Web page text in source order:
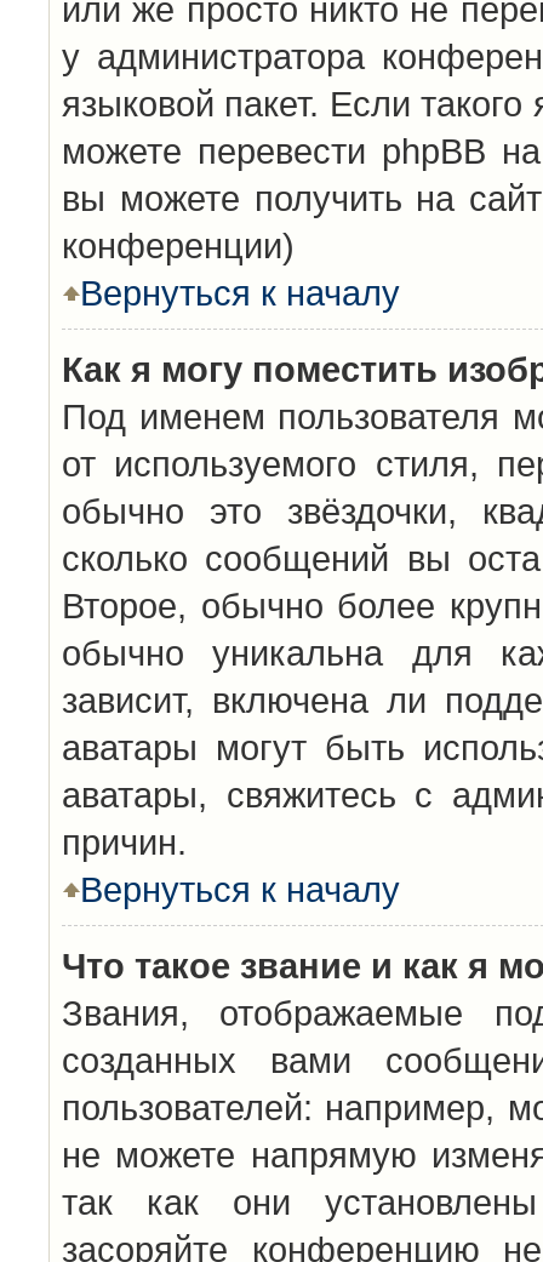
или же просто никто не
у администратора
языковой пакет. Если
можете перевести phpBB
вы можете получить на
конференции)
Вернуться к началу
Как я могу поместить
Под именем пользователя
от используемого стиля,
обычно это звёздочки,
сколько сообщений вы
Второе, обычно более
обычно уникальна для
зависит, включена ли
аватары могут быть
аватары, свяжитесь с
причин.
Вернуться к началу
Что такое звание и как я
Звания, отображаемые
созданных вами
пользователей: например,
не можете напрямую
так как они
засоряйте конференцию